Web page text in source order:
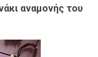
αναμονής του